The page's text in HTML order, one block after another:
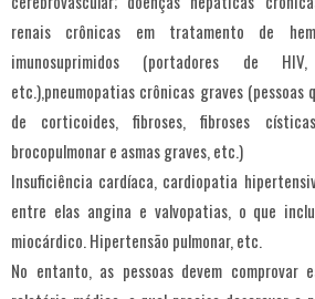
renais crônicas em tratamento de
imunosuprimidos (portadores de
etc.),pneumopatias crônicas graves (pessoas
de corticoides, fibroses, fibroses
brocopulmonar e asmas graves, etc.)
Insuficiência cardíaca, cardiopatia
entre elas angina e valvopatias, o que
miocárdico. Hipertensão pulmonar, etc.
No entanto, as pessoas devem comprovar